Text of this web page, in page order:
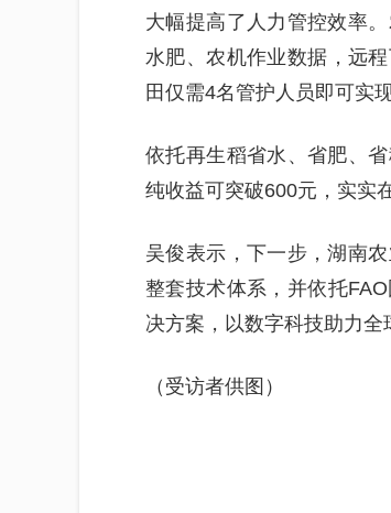
大幅提高了人力管控效率
水肥、农机作业数据，远
田仅需4名管护人员即可实
依托再生稻省水、省肥、
纯收益可突破600元，实实
吴俊表示，下一步，湖南
整套技术体系，并依托
决方案，以数字科技助力全
（受访者供图）